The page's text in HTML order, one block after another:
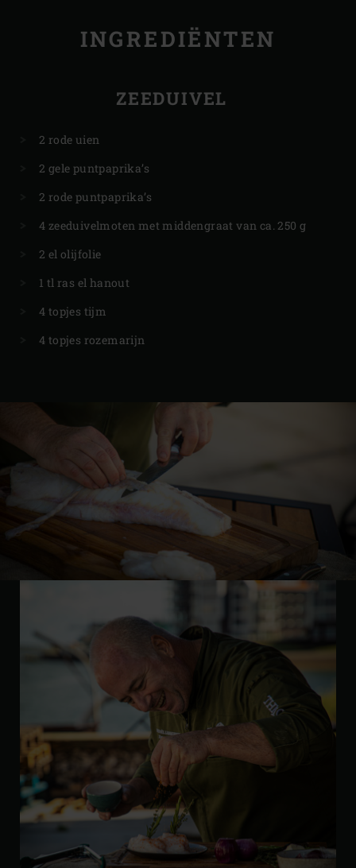
INGREDIËNTEN
ZEEDUIVEL
2 rode uien
2 gele puntpaprika’s
2 rode puntpaprika’s
4 zeeduivelmoten met middengraat van ca. 250 g
2 el olijfolie
1 tl ras el hanout
4 topjes tijm
4 topjes rozemarijn